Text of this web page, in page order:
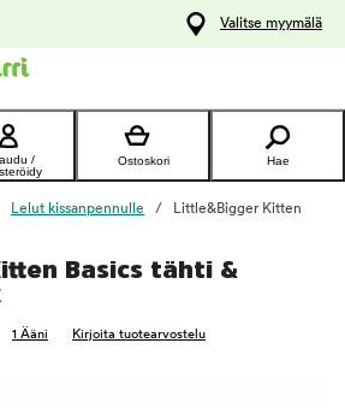
Valitse myymälä
/
Ostoskori Hae
Lelut kissanpennulle
Little&Bigger Kitten
Basics tähti &
1 Ääni Kirjoita tuotearvostelu